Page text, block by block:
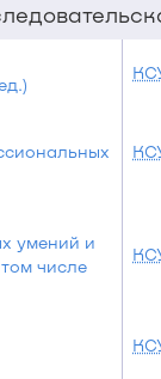
умений и
числе